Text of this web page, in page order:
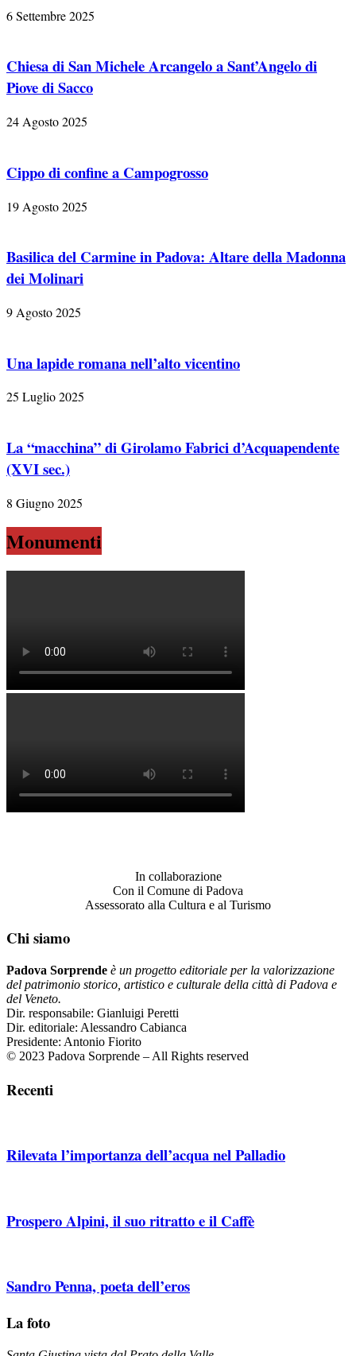
6 Settembre 2025
Chiesa di San Michele Arcangelo a Sant’Angelo di
Piove di Sacco
24 Agosto 2025
Cippo di confine a Campogrosso
19 Agosto 2025
Basilica del Carmine in Padova: Altare della Madonna
dei Molinari
9 Agosto 2025
Una lapide romana nell’alto vicentino
25 Luglio 2025
La “macchina” di Girolamo Fabrici d’Acquapendente
(XVI sec.)
8 Giugno 2025
Monumenti
In collaborazione
Con il Comune di Padova
Assessorato alla Cultura e al Turismo
Chi siamo
Padova Sorprende è un progetto editoriale per la valorizzazione
del patrimonio storico, artistico e culturale della città di Padova e
del Veneto.
Dir. responsabile: Gianluigi Peretti
Dir. editoriale: Alessandro Cabianca
Presidente: Antonio Fiorito
© 2023 Padova Sorprende – All Rights reserved
Recenti
Rilevata l’importanza dell’acqua nel Palladio
Prospero Alpini, il suo ritratto e il Caffè
Sandro Penna, poeta dell’eros
La foto